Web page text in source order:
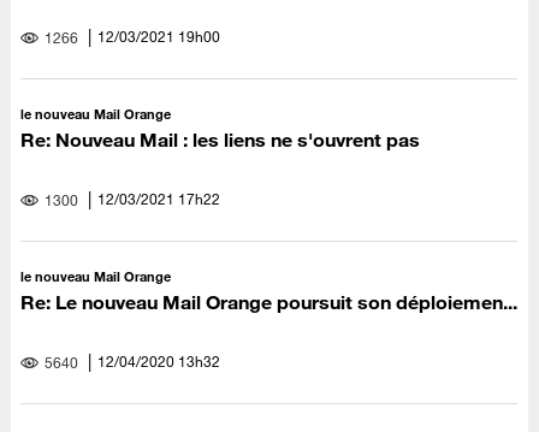
1266 ‎12/03/2021 19h00
le nouveau Mail Orange
Re: Nouveau Mail : les liens ne s'ouvrent pas
1300 ‎12/03/2021 17h22
le nouveau Mail Orange
Re: Le nouveau Mail Orange poursuit son déploiemen...
5640 ‎12/04/2020 13h32